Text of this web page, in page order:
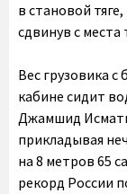
в становой
сдвинув с
Вес грузовика
кабине сидит
Джамшид
прикладывая
на 8 метров 65
рекорд России